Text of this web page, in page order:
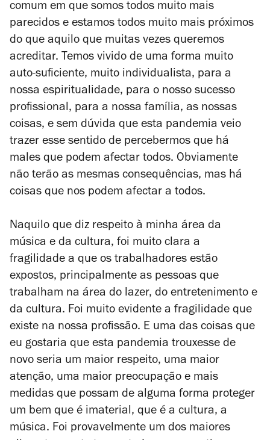
comum em que somos todos muito mais
parecidos e estamos todos muito mais próximos
do que aquilo que muitas vezes queremos
acreditar. Temos vivido de uma forma muito
auto-suficiente, muito individualista, para a
nossa espiritualidade, para o nosso sucesso
profissional, para a nossa família, as nossas
coisas, e sem dúvida que esta pandemia veio
trazer esse sentido de percebermos que há
males que podem afectar todos. Obviamente
não terão as mesmas consequências, mas há
coisas que nos podem afectar a todos.
Naquilo que diz respeito à minha área da
música e da cultura, foi muito clara a
fragilidade a que os trabalhadores estão
expostos, principalmente as pessoas que
trabalham na área do lazer, do entretenimento e
da cultura. Foi muito evidente a fragilidade que
existe na nossa profissão. E uma das coisas que
eu gostaria que esta pandemia trouxesse de
novo seria um maior respeito, uma maior
atenção, uma maior preocupação e mais
medidas que possam de alguma forma proteger
um bem que é imaterial, que é a cultura, a
música. Foi provavelmente um dos maiores